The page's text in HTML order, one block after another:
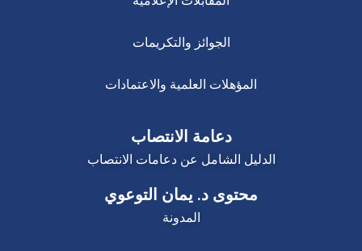
الجوائز والتكريمات
المؤهلات العلمية والاعتمادات
دعامة الانتصاب
الدليل الشامل عن دعامات الانتصاب
محتوى د. يمان التوعوي
المدونة